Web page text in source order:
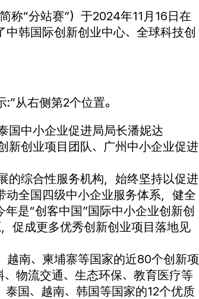
称“分站赛”）于2024年11月16日在
韩国际创新创业中心、全球科技创
从右侧第2个位置。
国中小企业促进局局长潘妮达
新创业项目团队、广州中小企业促进
的综合性服务机构，始终坚持以促进
全国四级中小企业服务体系，健全
是“创客中国”国际中小企业创新创
促成更多优秀创新创业项目落地见
越南、柬埔寨等国家的近80个创新项
物流交通、生态环保、教育医疗等
国、越南、韩国等国家的12个优质